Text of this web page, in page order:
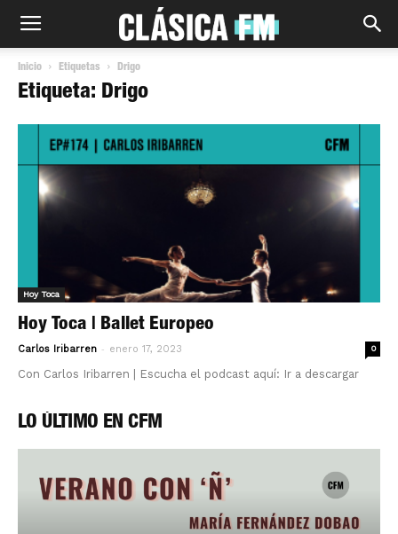
Inicio Etiquetas Drigo
Etiqueta: Drigo
Hoy Toca
Hoy Toca | Ballet Europeo
Carlos Iribarren - enero 17, 2023 0
Con Carlos Iribarren | Escucha el podcast aquí: Ir a descargar
LO ÚLTIMO EN CFM